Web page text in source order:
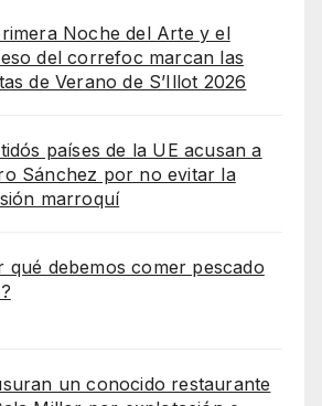
Noche del Arte y el
del correfoc marcan las
de Verano de S’Illot 2026
países de la UE acusan a
Sánchez por no evitar la
marroquí
qué debemos comer pescado
un conocido restaurante